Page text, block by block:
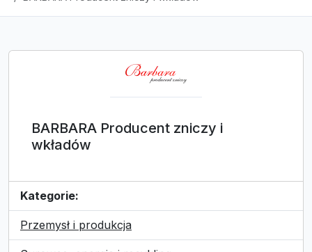
BARBARA Producent zniczy i
wkładów
Kategorie:
Przemysł i produkcja